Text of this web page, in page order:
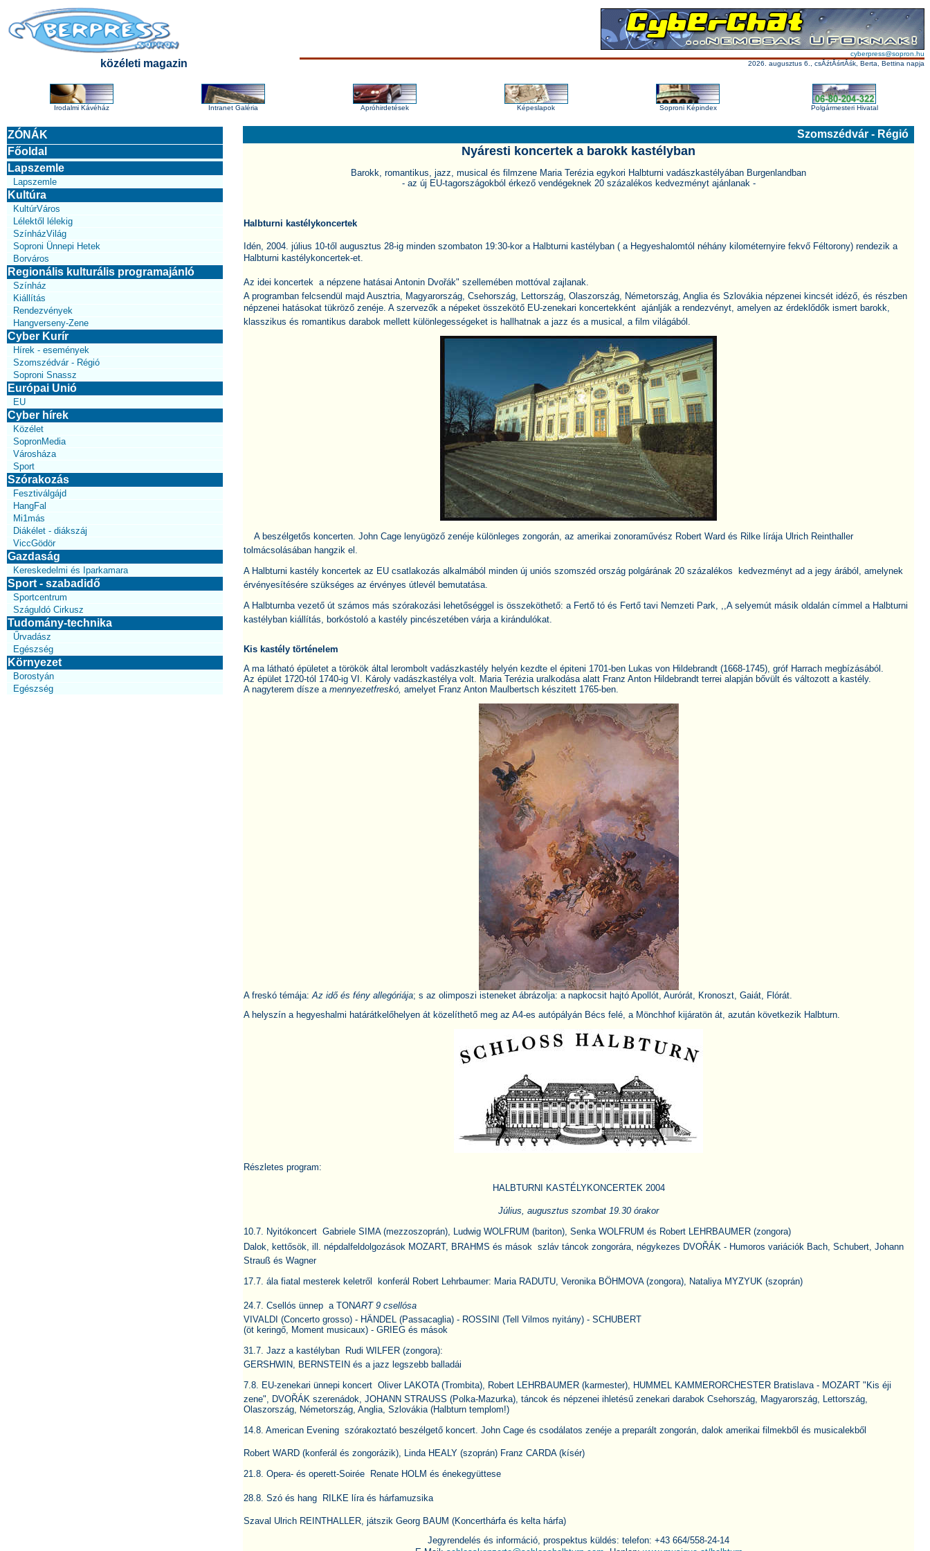
közéleti magazin
cyberpress@sopron.hu
2026. augusztus 6., csĂźtĂśrtĂśk, Berta, Bettina napja
Irodalmi Kávéház Intranet Galéria Apróhirdetések Képeslapok Soproni Képindex Polgármesteri Hivatal
ZÓNÁK
Főoldal
Lapszemle
Lapszemle
Kultúra
KultúrVáros
Lélektől lélekig
SzínházVilág
Soproni Ünnepi Hetek
Borváros
Regionális kulturális programajánló
Színház
Kiállítás
Rendezvények
Hangverseny-Zene
Cyber Kurír
Hírek - események
Szomszédvár - Régió
Soproni Snassz
Európai Unió
EU
Cyber hírek
Közélet
SopronMedia
Városháza
Sport
Szórakozás
Fesztiválgájd
HangFal
Mi1más
Diákélet - diákszáj
ViccGödör
Gazdaság
Kereskedelmi és Iparkamara
Sport - szabadidő
Sportcentrum
Száguldó Cirkusz
Tudomány-technika
Űrvadász
Egészség
Környezet
Borostyán
Egészség
Szomszédvár - Régió
Nyáresti koncertek a barokk kastélyban
Barokk, romantikus, jazz, musical és filmzene Maria Terézia egykori Halbturni vadászkastélyában Burgenlandban
- az új EU-tagországokból érkező vendégeknek 20 százalékos kedvezményt ajánlanak -
Halbturni kastélykoncertek
Idén, 2004. július 10-től augusztus 28-ig minden szombaton 19:30-kor a Halbturni kastélyban ( a Hegyeshalomtól néhány kilométernyire fekvő Féltorony) rendezik a
Halbturni kastélykoncertek-et.
Az idei koncertek a népzene hatásai Antonin Dvořák" szellemében mottóval zajlanak.
A programban felcsendül majd Ausztria, Magyarország, Csehország, Lettország, Olaszország, Németország, Anglia és Szlovákia népzenei kincsét idéző, és részben
népzenei hatásokat tükröző zenéje. A szervezők a népeket összekötő EU-zenekari koncertekként ajánlják a rendezvényt, amelyen az érdeklődők ismert barokk,
klasszikus és romantikus darabok mellett különlegességeket is hallhatnak a jazz és a musical, a film világából.
A beszélgetős koncerten. John Cage lenyügöző zenéje különleges zongorán, az amerikai zonoraművész Robert Ward és Rilke lírája Ulrich Reinthaller
tolmácsolásában hangzik el.
A Halbturni kastély koncertek az EU csatlakozás alkalmából minden új uniós szomszéd ország polgárának 20 százalékos kedvezményt ad a jegy árából, amelynek
érvényesítésére szükséges az érvényes útlevél bemutatása.
A Halbturnba vezető út számos más szórakozási lehetőséggel is összeköthető: a Fertő tó és Fertő tavi Nemzeti Park, ,,A selyemút másik oldalán címmel a Halbturni
kastélyban kiállítás, borkóstoló a kastély pincészetében várja a kirándulókat.
Kis kastély történelem
A ma látható épületet a törökök által lerombolt vadászkastély helyén kezdte el épiteni 1701-ben Lukas von Hildebrandt (1668-1745), gróf Harrach megbízásából.
Az épület 1720-tól 1740-ig VI. Károly vadászkastélya volt. Maria Terézia uralkodása alatt Franz Anton Hildebrandt terrei alapján bővült és változott a kastély.
A nagyterem dísze a mennyezetfreskó, amelyet Franz Anton Maulbertsch készitett 1765-ben.
A freskó témája:Az idő és fény allegóriája; s az olimposzi isteneket ábrázolja: a napkocsit hajtó Apollót, Aurórát, Kronoszt, Gaiát, Flórát.
A helyszín a hegyeshalmi határátkelőhelyen át közelíthető meg az A4-es autópályán Bécs felé, a Mönchhof kijáratön át, azután következik Halbturn.
Részletes program:
HALBTURNI KASTÉLYKONCERTEK 2004
Július, augusztus szombat 19.30 órakor
10.7. Nyitókoncert  Gabriele SIMA (mezzoszoprán), Ludwig WOLFRUM (bariton), Senka WOLFRUM és Robert LEHRBAUMER (zongora)
Dalok, kettősök, ill. népdalfeldolgozások MOZART, BRAHMS és mások  szláv táncok zongorára, négykezes DVOŘÁK - Humoros variációk Bach, Schubert, Johann
Strauß és Wagner
17.7. ála fiatal mesterek keletről  konferál Robert Lehrbaumer: Maria RADUTU, Veronika BÖHMOVA (zongora), Nataliya MYZYUK (szoprán)
24.7. Csellós ünnep  a TONART 9 csellósa
VIVALDI (Concerto grosso) - HÄNDEL (Passacaglia) - ROSSINI (Tell Vilmos nyitány) - SCHUBERT
(öt keringő, Moment musicaux) - GRIEG és mások
31.7. Jazz a kastélyban  Rudi WILFER (zongora):
GERSHWIN, BERNSTEIN és a jazz legszebb balladái
7.8. EU-zenekari ünnepi koncert  Oliver LAKOTA (Trombita), Robert LEHRBAUMER (karmester), HUMMEL KAMMERORCHESTER Bratislava - MOZART "Kis éji
zene", DVOŘÁK szerenádok, JOHANN STRAUSS (Polka-Mazurka), táncok és népzenei ihletésű zenekari darabok Csehország, Magyarország, Lettország,
Olaszország, Németország, Anglia, Szlovákia (Halbturn templom!)
14.8. American Evening  szórakoztató beszélgető koncert. John Cage és csodálatos zenéje a preparált zongorán, dalok amerikai filmekből és musicalekből
Robert WARD (konferál és zongorázik), Linda HEALY (szoprán) Franz CARDA (kísér)
21.8. Opera- és operett-Soirée  Renate HOLM és énekegyüttese
28.8. Szó és hang  RILKE líra és hárfamuzsika
Szaval Ulrich REINTHALLER, játszik Georg BAUM (Koncerthárfa és kelta hárfa)
Jegyrendelés és információ, prospektus küldés: telefon: +43 664/558-24-14